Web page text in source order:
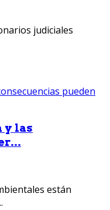
judiciales
y las
están